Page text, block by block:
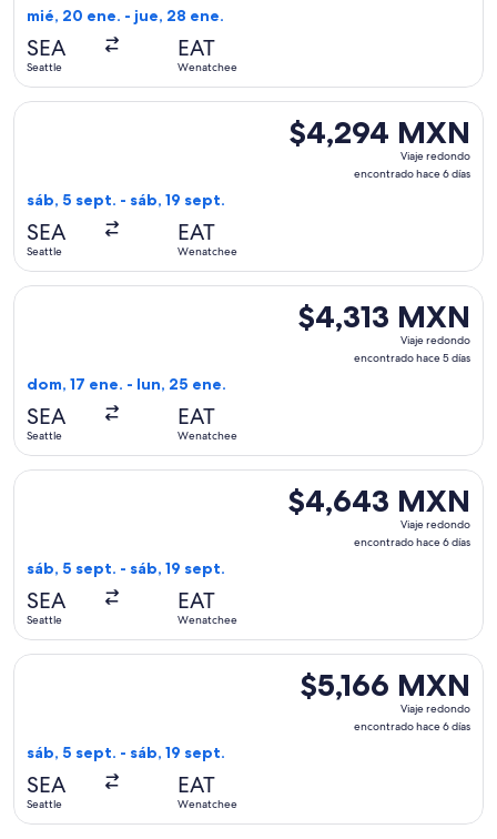
mié, 20 ene. - jue, 28 ene.
SEA
Seattle
EAT
Wenatchee
$4,294 MXN
Viaje
redondo,
$4,294 MXN
Viaje redondo
encontrado hace 6 días
sáb, 5 sept. - sáb, 19 sept.
SEA
Seattle
EAT
Wenatchee
Seleccionar vuelo de Alaska Airlines, con salida el sáb, 5
$4,313 MXN
Viaje
redondo,
$4,313 MXN
Viaje redondo
encontrado hace 5 días
dom, 17 ene. - lun, 25 ene.
SEA
Seattle
EAT
Wenatchee
Seleccionar vuelo de Alaska Airlines, con salida el dom, 17
$4,643 MXN
Viaje
redondo,
$4,643 MXN
Viaje redondo
encontrado hace 6 días
sáb, 5 sept. - sáb, 19 sept.
SEA
Seattle
EAT
Wenatchee
Seleccionar vuelo de Alaska Airlines, con salida el sáb, 5
$5,166 MXN
Viaje
redondo,
$5,166 MXN
Viaje redondo
encontrado hace 6 días
sáb, 5 sept. - sáb, 19 sept.
SEA
Seattle
EAT
Wenatchee
Seleccionar vuelo de American Airlines, con salida el sáb,